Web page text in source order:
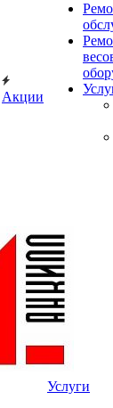
Акции
Услуги